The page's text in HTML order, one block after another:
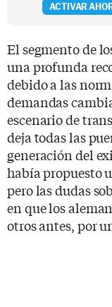
ACTIVAR
El segmento de
una profunda
debido a las
demandas
escenario de
deja todas las
generación del
había propuesto
pero las dudas
en que los
otros antes, por